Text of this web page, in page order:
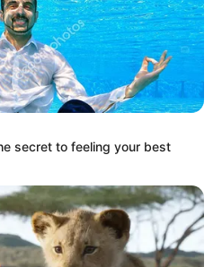
στοGoogle
ΔΗΜΟΦΙΛΗ
secret to feeling your best